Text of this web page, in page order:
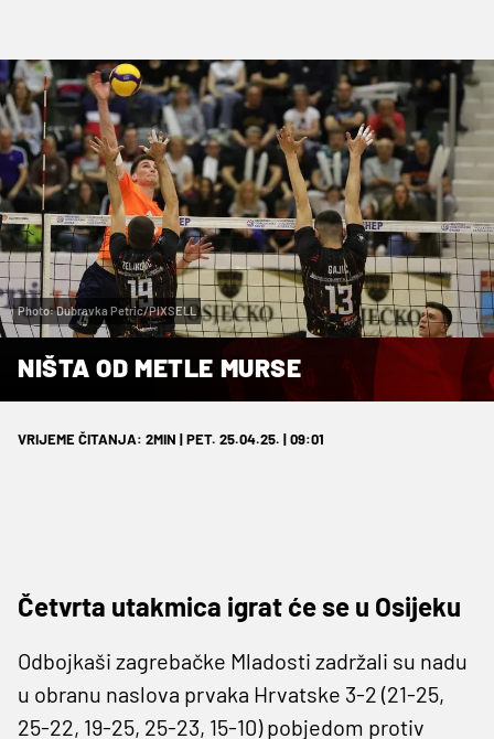
Photo: Dubravka Petric/PIXSELL
NIŠTA OD METLE MURSE
VRIJEME ČITANJA: 2MIN | PET. 25.04.25. | 09:01
Četvrta utakmica igrat će se u Osijeku
Odbojkaši zagrebačke Mladosti zadržali su nadu
u obranu naslova prvaka Hrvatske 3-2 (21-25,
25-22, 19-25, 25-23, 15-10) pobjedom protiv